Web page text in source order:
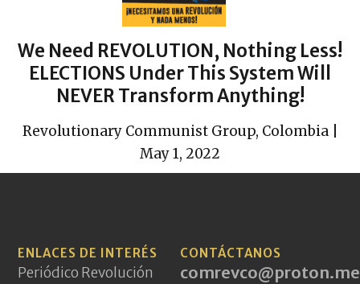
We Need REVOLUTION, Nothing Less!
ELECTIONS Under This System Will
NEVER Transform Anything!
Revolutionary Communist Group, Colombia |
May 1, 2022
ENLACES DE INTERÉS
Periódico Revolución
CONTÁCTANOS
comrevco@proton.me